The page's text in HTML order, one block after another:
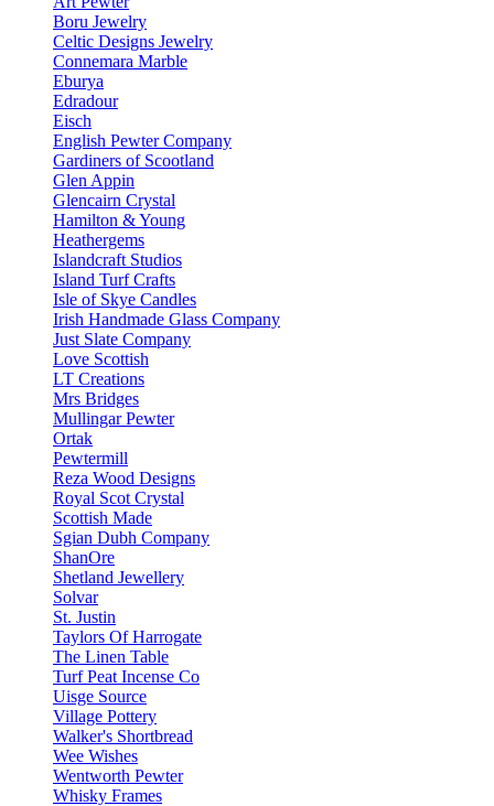
Boru Jewelry
Celtic Designs Jewelry
Connemara Marble
Eburya
Edradour
Eisch
English Pewter Company
Gardiners of Scootland
Glen Appin
Glencairn Crystal
Hamilton & Young
Heathergems
Islandcraft Studios
Island Turf Crafts
Isle of Skye Candles
Irish Handmade Glass Company
Just Slate Company
Love Scottish
LT Creations
Mrs Bridges
Mullingar Pewter
Ortak
Pewtermill
Reza Wood Designs
Royal Scot Crystal
Scottish Made
Sgian Dubh Company
ShanOre
Shetland Jewellery
Solvar
St. Justin
Taylors Of Harrogate
The Linen Table
Turf Peat Incense Co
Uisge Source
Village Pottery
Walker's Shortbread
Wee Wishes
Wentworth Pewter
Whisky Frames